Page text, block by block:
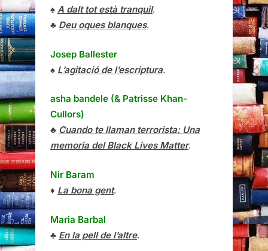
♠ A dalt tot està tranquil.
♣ Deu oques blanques.
Josep Ballester
♠ L’agitació de l’escriptura.
asha bandele (& Patrisse Khan-
Cullors)
♣ Cuando te llaman terrorista: Una
memoria del Black Lives Matter.
Nir Baram
♦ La bona gent.
Maria Barbal
♣ En la pell de l’altre.